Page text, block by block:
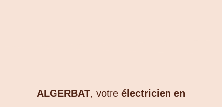
ALGERBAT, votre électricien en